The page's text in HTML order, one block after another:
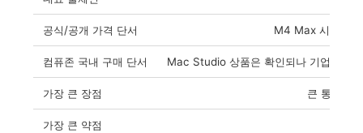
공식/공개 가격 단서 M4 Max 시작
컴퓨존 국내 구매 단서 Mac Studio 상품은 확인되나 기업회원/
가장 큰 장점 큰 통합 메
가장 큰 약점